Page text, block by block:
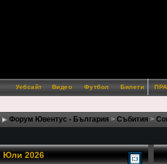
Уебсайт Видео Футбол Билети
Форум Ювентус - България > Събития >
Юли 2026